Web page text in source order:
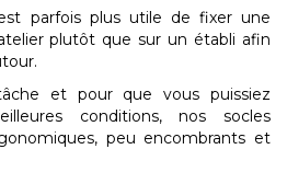
parfois plus utile de fixer une
plutôt que sur un établi afin
et pour que vous puissiez
conditions, nos socles
peu encombrants et